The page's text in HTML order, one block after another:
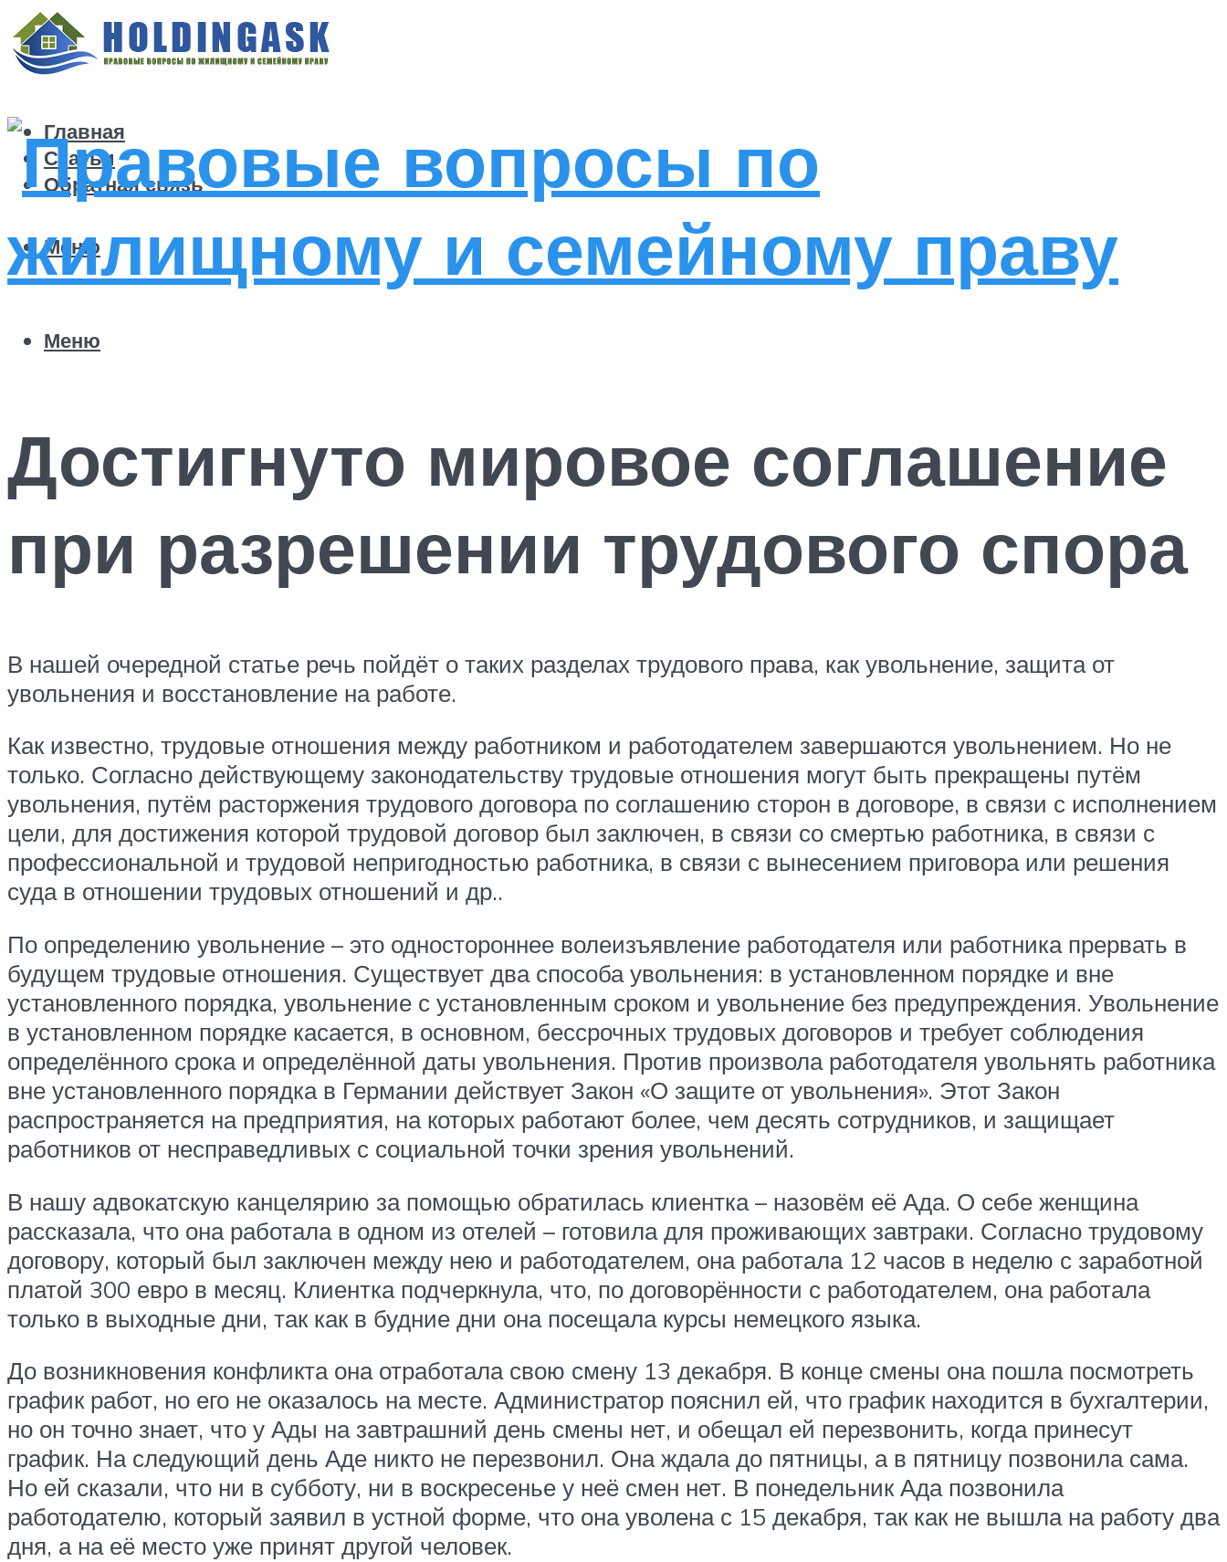
Главная
Статьи
Обратная связь
Меню
Меню
Достигнуто мировое соглашение
при разрешении трудового спора
В нашей очередной статье речь пойдёт о таких разделах трудового права, как увольнение, защита от
увольнения и восстановление на работе.
Как известно, трудовые отношения между работником и работодателем завершаются увольнением. Но не
только. Согласно действующему законодательству трудовые отношения могут быть прекращены путём
увольнения, путём расторжения трудового договора по соглашению сторон в договоре, в связи с исполнением
цели, для достижения которой трудовой договор был заключен, в связи со смертью работника, в связи с
профессиональной и трудовой непригодностью работника, в связи с вынесением приговора или решения
суда в отношении трудовых отношений и др..
По определению увольнение – это одностороннее волеизъявление работодателя или работника прервать в
будущем трудовые отношения. Существует два способа увольнения: в установленном порядке и вне
установленного порядка, увольнение с установленным сроком и увольнение без предупреждения. Увольнение
в установленном порядке касается, в основном, бессрочных трудовых договоров и требует соблюдения
определённого срока и определённой даты увольнения. Против произвола работодателя увольнять работника
вне установленного порядка в Германии действует Закон «О защите от увольнения». Этот Закон
распространяется на предприятия, на которых работают более, чем десять сотрудников, и защищает
работников от несправедливых с социальной точки зрения увольнений.
В нашу адвокатскую канцелярию за помощью обратилась клиентка – назовём её Ада. О себе женщина
рассказала, что она работала в одном из отелей – готовила для проживающих завтраки. Согласно трудовому
договору, который был заключен между нею и работодателем, она работала 12 часов в неделю с заработной
платой 300 евро в месяц. Клиентка подчеркнула, что, по договорённости с работодателем, она работала
только в выходные дни, так как в будние дни она посещала курсы немецкого языка.
До возникновения конфликта она отработала свою смену 13 декабря. В конце смены она пошла посмотреть
график работ, но его не оказалось на месте. Администратор пояснил ей, что график находится в бухгалтерии,
но он точно знает, что у Ады на завтрашний день смены нет, и обещал ей перезвонить, когда принесут
график. На следующий день Аде никто не перезвонил. Она ждала до пятницы, а в пятницу позвонила сама.
Но ей сказали, что ни в субботу, ни в воскресенье у неё смен нет. В понедельник Ада позвонила
работодателю, который заявил в устной форме, что она уволена с 15 декабря, так как не вышла на работу два
дня, а на её место уже принят другой человек.